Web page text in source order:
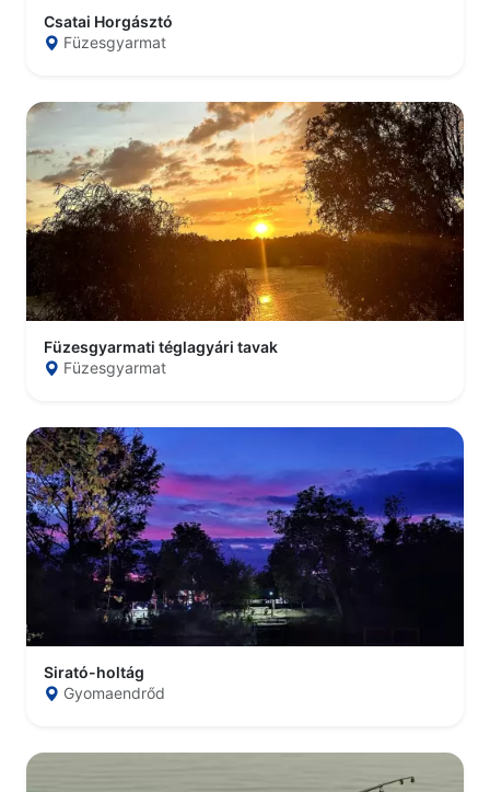
Csatai Horgásztó
Füzesgyarmat
Füzesgyarmati téglagyári tavak
Füzesgyarmat
Sirató-holtág
Gyomaendrőd